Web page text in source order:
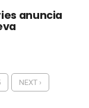
anuncia
NEXT ›